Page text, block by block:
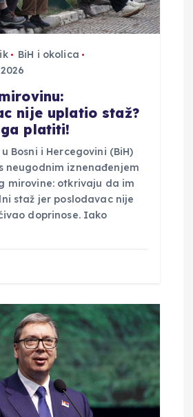
BiH i okolica
nije uplatio staž?
platiti!
Bosni i Hercegovini (BiH)
neugodnim iznenađenjem
mirovine: otkrivaju da im
staž jer poslodavac nije
doprinose. Iako